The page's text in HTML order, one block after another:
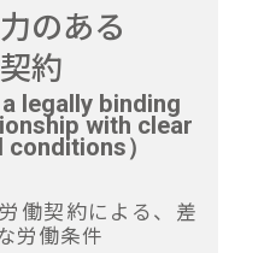
のある
約
a legally binding
with clear
）
働契約による、差
労働条件